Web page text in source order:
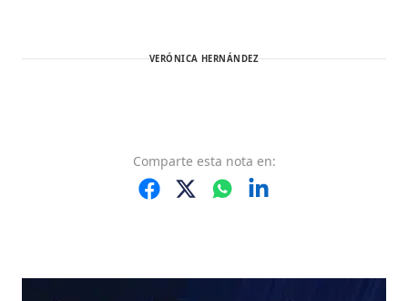
VERÓNICA HERNÁNDEZ
Comparte esta nota en: